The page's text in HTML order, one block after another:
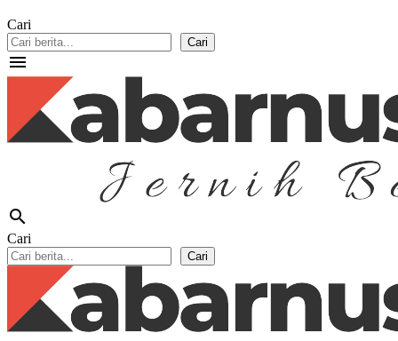
Cari
Cari
menu
search
Cari
Cari